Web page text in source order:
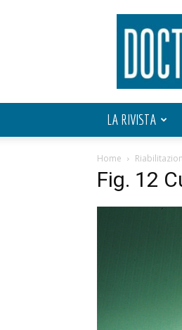
Doctor
OS
LA RIVISTA
Home
Fig. 12